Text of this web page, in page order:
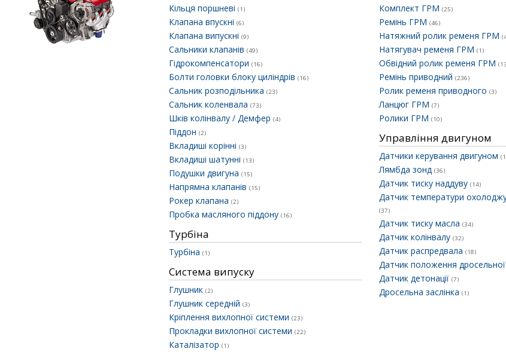
Кільця поршневі (1)
Клапана впускні (6)
Клапана випускні (9)
Сальники клапанів (49)
Гідрокомпенсатори (16)
Болти головки блоку циліндрів (16)
Сальник розподільника (23)
Сальник коленвала (73)
Шків колінвалу / Демфер (4)
Піддон (2)
Вкладиші корінні (3)
Вкладиші шатунні (13)
Подушки двигуна (15)
Напрямна клапанів (15)
Рокер клапана (2)
Пробка масляного піддону (16)
Комплект ГРМ (25)
Ремінь ГРМ (46)
Натяжний ролик ременя ГРМ
Натягувач ременя ГРМ (1)
Обвідний ролик ременя ГРМ
Ремінь приводний (236)
Ролик ременя приводного (3)
Ланцюг ГРМ (7)
Ролики ГРМ (10)
Управління двигуном
Датчики керування двигуном
Лямбда зонд (36)
Датчик тиску наддуву (14)
Датчик температури
(37)
Датчик тиску масла (34)
Датчик колінвалу (32)
Датчик распредвала (18)
Датчик положення дросельної
Датчик детонації (7)
Дросельна заслінка (1)
Турбіна
Турбіна (1)
Система випуску
Глушник (2)
Глушник середній (3)
Кріплення вихлопної системи (23)
Прокладки вихлопної системи (22)
Каталізатор (1)